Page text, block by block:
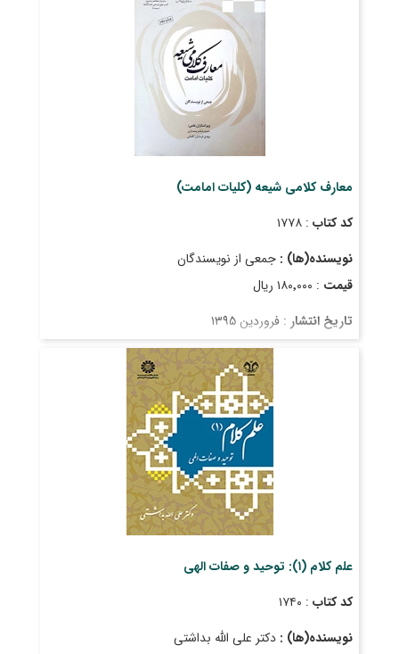
معارف کلامی شیعه (کلیات امامت)
کد کتاب : ۱۷۷۸
نویسنده(ها) : جمعی از نویسندگان
قیمت : ۱۸۰٬۰۰۰ ریال
تاریخ انتشار : فروردین ۱۳۹۵
علم کلام (۱): توحید و صفات الهی
کد کتاب : ۱۷۴۰
نویسنده(ها) : دکتر علی الله بداشتی